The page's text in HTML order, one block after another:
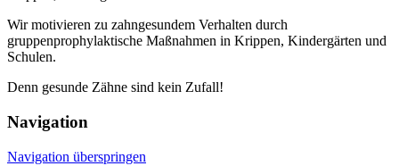
Wir motivieren zu zahngesundem Verhalten durch
gruppenprophylaktische Maßnahmen in Krippen, Kindergärten und
Schulen.
Denn gesunde Zähne sind kein Zufall!
Navigation
Navigation überspringen